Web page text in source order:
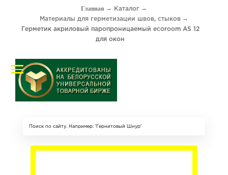
Каталог
Материалы для герметизации швов, стыков
Герметик акриловый паропроницаемый ecoroom AS 12
для окон